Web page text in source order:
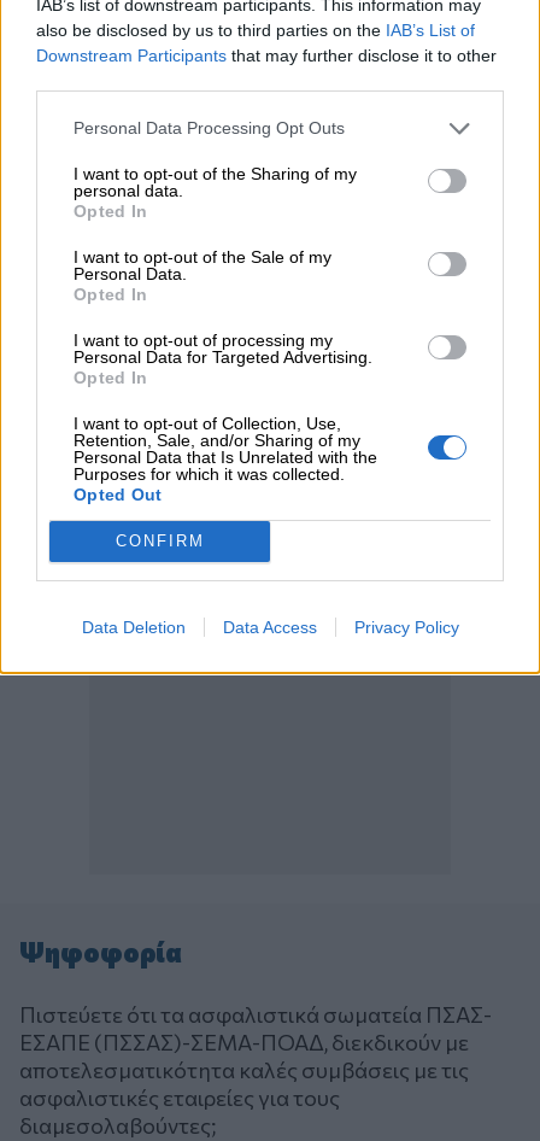
IAB’s list of downstream participants. This information may
also be disclosed by us to third parties on the IAB’s List of
Downstream Participants that may further disclose it to other
Personal Data Processing Opt Outs
I want to opt-out of the Sharing of my
personal data.
Opted In
I want to opt-out of the Sale of my
Personal Data.
Opted In
I want to opt-out of processing my
Personal Data for Targeted Advertising.
Opted In
I want to opt-out of Collection, Use,
Retention, Sale, and/or Sharing of my
Personal Data that Is Unrelated with the
Purposes for which it was collected.
Opted Out
CONFIRM
Data Deletion Data Access Privacy Policy
05.08.2026 - 13:37
Πάρκινσον»
05.08.2026 - 12:33
Ε.Ε και παράνομη μετανάστευση: προτάσεις και δράσεις με
05.08.2026 - 12:11
Αντώνης Βουκλαρής - «ΕΡΡΙΚΟΣ ΝΤΥΝΑΝ»
05.08.2026 - 11:30
Η νέα εποχή στην εκπαίδευση των ασφαλιστικών
διαμεσολαβητών
Ψηφοφορία
Πιστεύετε ότι τα ασφαλιστικά σωματεία ΠΣΑΣ-
ΕΣΑΠΕ (ΠΣΣΑΣ)-ΣΕΜΑ-ΠΟΑΔ, διεκδικούν με
αποτελεσματικότητα καλές συμβάσεις με τις
ασφαλιστικές εταιρείες για τους
διαμεσολαβούντες;